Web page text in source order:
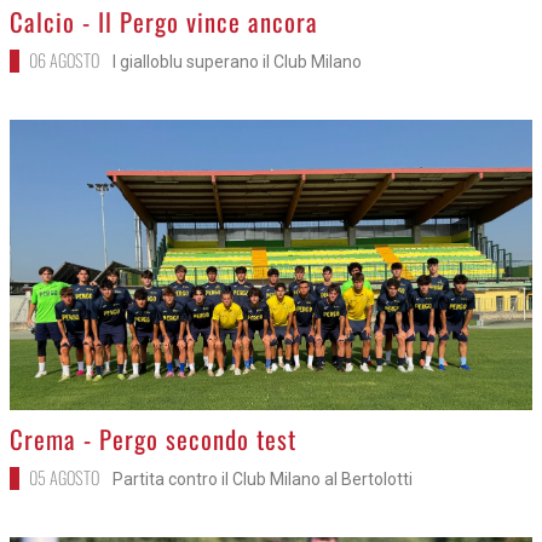
>
Calcio - Il Pergo vince ancora
06 AGOSTO I gialloblu superano il Club Milano
>
Crema - Pergo secondo test
05 AGOSTO Partita contro il Club Milano al Bertolotti